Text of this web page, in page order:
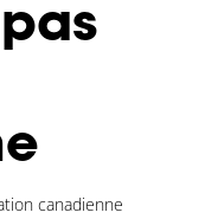
canadienne